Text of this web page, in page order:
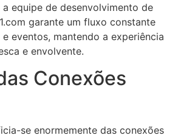
equipe de desenvolvimento de
garante um fluxo constante
eventos, mantendo a experiência
e envolvente.
Conexões
se enormemente das conexões